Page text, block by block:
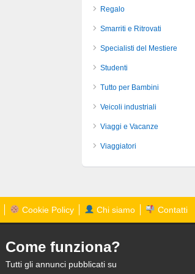
Regalo
Smarriti e Ritrovati
Specialisti del Mestiere
Studenti
Tutto per Bambini
Veicoli industriali
Viaggi e Vacanze
Viaggiatori
Cookie Policy Chi siamo Contatti
Come funziona?
Tutti gli annunci pubblicati su